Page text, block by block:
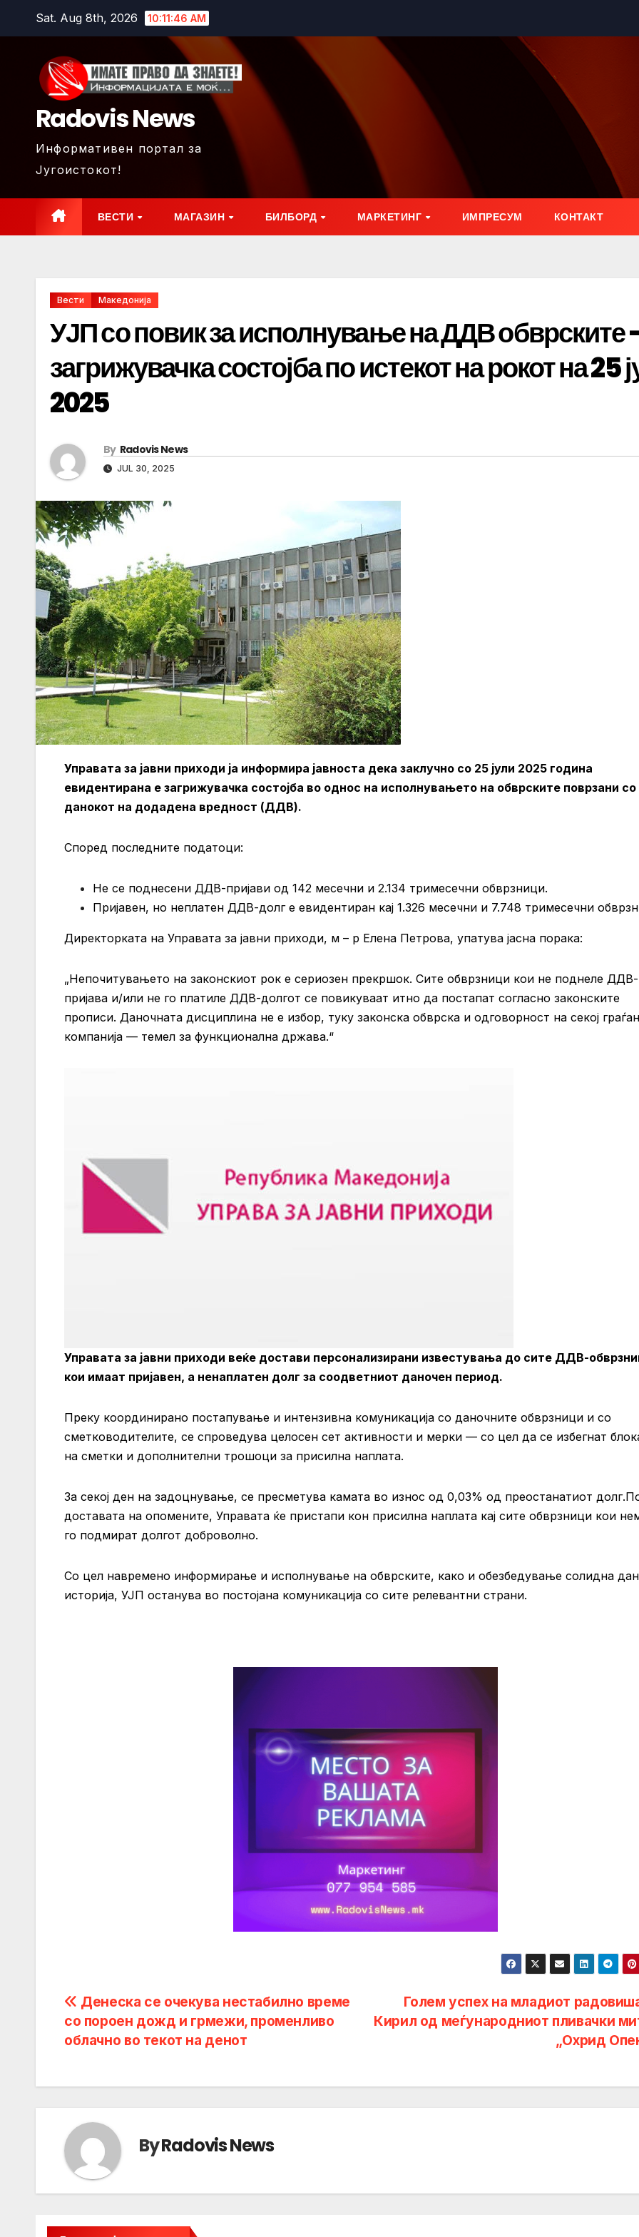
Sat. Aug 8th, 2026 10:11:48 AM
Radovis News
Информативен портал за
Југоистокот!
ВЕСТИ МАГАЗИН БИЛБОРД МАРКЕТИНГ ИМПРЕСУМ КОНТАКТ
Вести Македонија
УЈП со повик за исполнување на ДДВ обврските
загрижувачка состојба по истекот на рокот на 25
2025
By Radovis News
JUL 30, 2025
Управата за јавни приходи ја информира јавноста дека заклучно со 25 јули 2025 година
евидентирана е загрижувачка состојба во однос на исполнувањето на обврските поврзани со
данокот на додадена вредност (ДДВ).
Според последните податоци:
Не се поднесени ДДВ-пријави од 142 месечни и 2.134 тримесечни обврзници.
Пријавен, но неплатен ДДВ-долг е евидентиран кај 1.326 месечни и 7.748 тримесечни
Директорката на Управата за јавни приходи, м – р Елена Петрова, упатува јасна порака:
„Непочитувањето на законскиот рок е сериозен прекршок. Сите обврзници кои не поднеле ДДВ-
пријава и/или не го платиле ДДВ-долгот се повикуваат итно да постапат согласно законските
прописи. Даночната дисциплина не е избор, туку законска обврска и одговорност на секој
компанија — темел за функционална држава.“
Управата за јавни приходи веќе достави персонализирани известувања до сите ДДВ-
кои имаат пријавен, а ненаплатен долг за соодветниот даночен период.
Преку координирано постапување и интензивна комуникација со даночните обврзници и со
сметководителите, се спроведува целосен сет активности и мерки — со цел да се избегнат
на сметки и дополнителни трошоци за присилна наплата.
За секој ден на задоцнување, се пресметува камата во износ од 0,03% од преостанатиот
доставата на опомените, Управата ќе пристапи кон присилна наплата кај сите обврзници кои
го подмират долгот доброволно.
Со цел навремено информирање и исполнување на обврските, како и обезбедување солидна
историја, УЈП останува во постојана комуникација со сите релевантни страни.
Post
navigation
Голем успех на младиот
Кирил од меѓународниот пливачки
„Охрид
Денеска се очекува нестабилно време
со пороен дожд и грмежи, променливо
облачно во текот на денот
ByRadovis News